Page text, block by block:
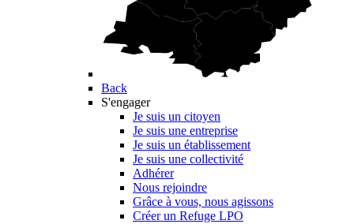
Back
S'engager
Je suis un citoyen
Je suis une entreprise
Je suis un établissement
Je suis une collectivité
Adhérer
Nous rejoindre
Grâce à vous, nous agissons
Créer un Refuge LPO